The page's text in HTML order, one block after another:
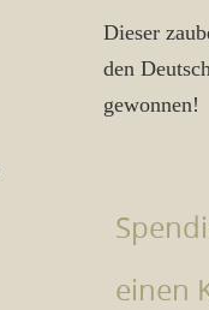
Dieser
den
gewonnen!
einen